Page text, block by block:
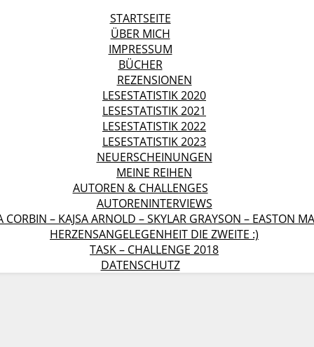
STARTSEITE
ÜBER MICH
IMPRESSUM
BÜCHER
REZENSIONEN
LESESTATISTIK 2020
LESESTATISTIK 2021
LESESTATISTIK 2022
LESESTATISTIK 2023
NEUERSCHEINUNGEN
MEINE REIHEN
AUTOREN & CHALLENGES
AUTORENINTERVIEWS
CORBIN – KAJSA ARNOLD – SKYLAR GRAYSON – EASTON
HERZENSANGELEGENHEIT DIE ZWEITE :)
TASK – CHALLENGE 2018
DATENSCHUTZ